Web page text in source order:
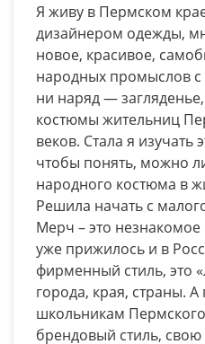
Я живу в Пермском
дизайнером одежды,
новое, красивое,
народных промыслов
ни наряд —
костюмы жительниц
веков. Стала я изучать
чтобы понять, можно
народного костюма в
Решила начать с
Мерч – это
уже прижилось и в
фирменный стиль, это
города, края, страны.
школьникам
брендовый стиль,